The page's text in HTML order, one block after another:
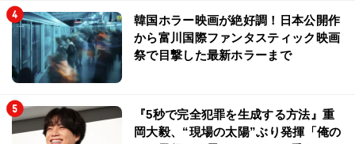
韓国ホラー映画が絶好調！日本公開作
から富川国際ファンタスティック映画
祭で目撃した最新ホラーまで
『5秒で完全犯罪を生成する方法』重
岡大毅、“現場の太陽”ぶり発揮「俺の